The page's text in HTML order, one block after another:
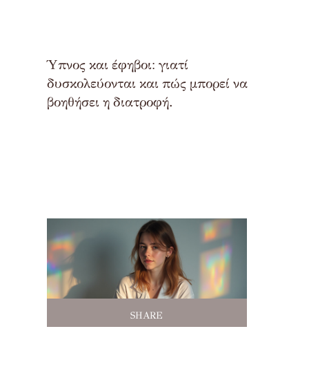
Ύπνος και έφηβοι: γιατί
δυσκολεύονται και πώς μπορεί να
βοηθήσει η διατροφή.
SHARE